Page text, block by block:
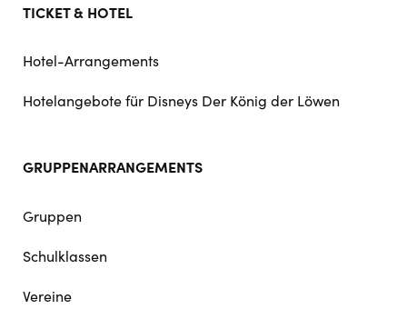
TICKET & HOTEL
Hotel-Arrangements
Hotelangebote für Disneys Der König der Löwen
GRUPPENARRANGEMENTS
Gruppen
Schulklassen
Vereine